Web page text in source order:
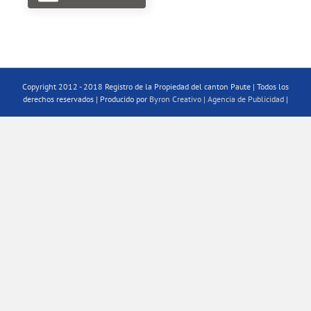
Copyright 2012 - 2018 Registro de la Propiedad del canton Paute | Todos los
derechos reservados | Producido por Byron Creativo | Agencia de Publicidad |